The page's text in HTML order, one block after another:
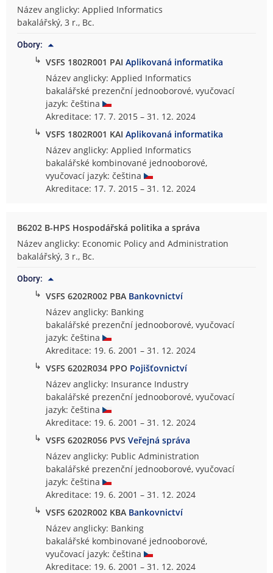
Název anglicky: Applied Informatics
bakalářský, 3 r., Bc.
Obory:
↳ VSFS 1802R001 PAIAplikovaná informatika
Název anglicky: Applied Informatics
bakalářské prezenční jednooborové, vyučovací
jazyk: čeština
Akreditace: 17. 7. 2015 – 31. 12. 2024
↳ VSFS 1802R001 KAIAplikovaná informatika
Název anglicky: Applied Informatics
bakalářské kombinované jednooborové,
vyučovací jazyk: čeština
Akreditace: 17. 7. 2015 – 31. 12. 2024
B6202 B-HPS Hospodářská politika a správa
Název anglicky: Economic Policy and Administration
bakalářský, 3 r., Bc.
Obory:
↳ VSFS 6202R002 PBA Bankovnictví
Název anglicky: Banking
bakalářské prezenční jednooborové, vyučovací
jazyk: čeština
Akreditace: 19. 6. 2001 – 31. 12. 2024
↳ VSFS 6202R034 PPO Pojišťovnictví
Název anglicky: Insurance Industry
bakalářské prezenční jednooborové, vyučovací
jazyk: čeština
Akreditace: 19. 6. 2001 – 31. 12. 2024
↳ VSFS 6202R056 PVSVeřejná správa
Název anglicky: Public Administration
bakalářské prezenční jednooborové, vyučovací
jazyk: čeština
Akreditace: 19. 6. 2001 – 31. 12. 2024
↳ VSFS 6202R002 KBA Bankovnictví
Název anglicky: Banking
bakalářské kombinované jednooborové,
vyučovací jazyk: čeština
Akreditace: 19. 6. 2001 – 31. 12. 2024